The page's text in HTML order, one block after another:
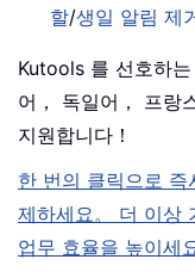
할/생일 알림 제
Kutools 를 선호하
어， 독일어， 프랑
지원합니다！
한 번의 클릭으로
제하세요。 더 이상
업무 효율을 높이세